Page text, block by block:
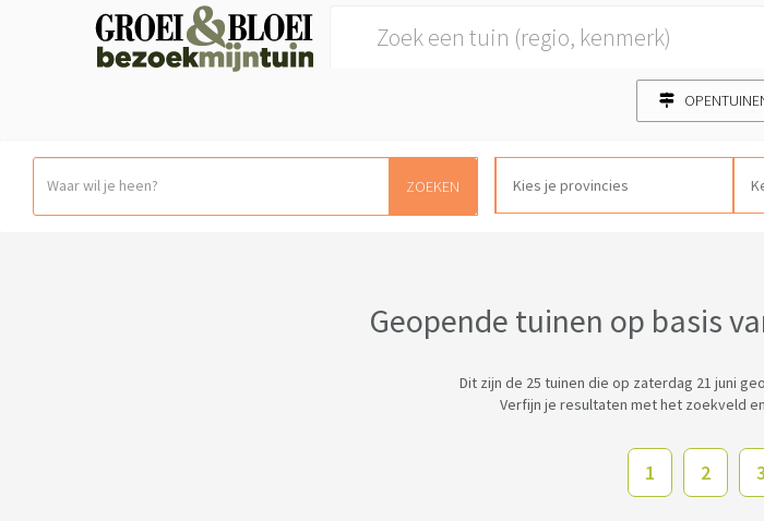
ZOEKEN
Geopende tuinen op basis
Dit zijn de 25 tuinen die op zaterdag 21 juni
Verfijn je resultaten met het zoekveld
1 2 3